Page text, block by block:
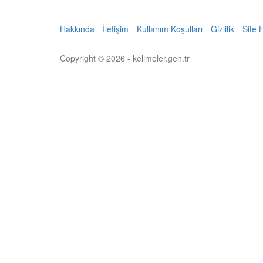
Hakkında İletişim Kullanım Koşulları Gizlilik Site
Copyright © 2026 - kelimeler.gen.tr